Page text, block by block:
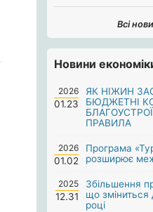
Всі
Новини
2026
01.23
ЯК НІЖИН
БЮДЖЕТНІ
ПРАВИЛА
2026
01.02
Програма
розширює
2025
12.31
Збільшення
що зміниться
році